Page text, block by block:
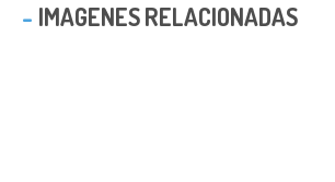
IMAGENES RELACIONADAS